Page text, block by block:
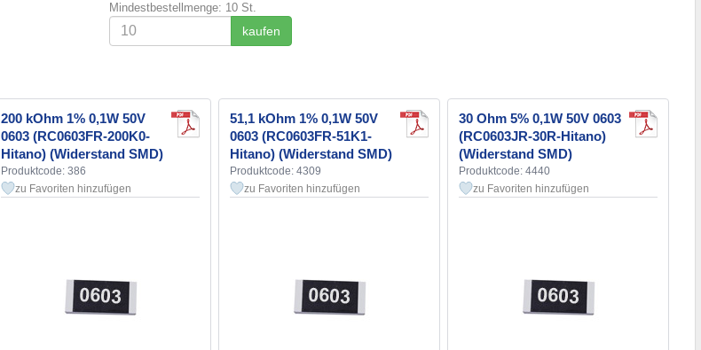
Mindestbestellmenge: 10 St.
kaufen
200 kOhm 1% 0,1W 50V
0603 (RC0603FR-200K0-
Hitano) (Widerstand SMD)
Produktcode: 386
zu Favoriten hinzufügen
51,1 kOhm 1% 0,1W 50V
0603 (RC0603FR-51K1-
Hitano) (Widerstand SMD)
Produktcode: 4309
zu Favoriten hinzufügen
30 Ohm 5% 0,1W 50V 0603
(RC0603JR-30R-Hitano)
(Widerstand SMD)
Produktcode: 4440
zu Favoriten hinzufügen